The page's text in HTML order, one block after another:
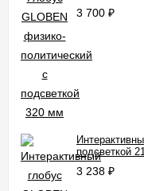
3 700 ₽
подсветкой
3 238 ₽